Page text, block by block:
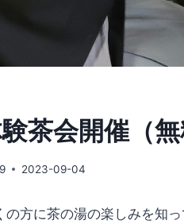
茶会開催（無
2023-09-04
の方に茶の湯の楽しみを知